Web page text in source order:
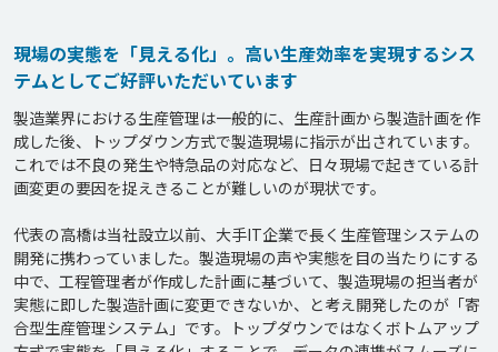
現場の実態を「見える化」。高い生産効率を実現するシス
テムとしてご好評いただいています
製造業界における生産管理は一般的に、生産計画から製造計画を作
成した後、トップダウン方式で製造現場に指示が出されています。
これでは不良の発生や特急品の対応など、日々現場で起きている計
画変更の要因を捉えきることが難しいのが現状です。
代表の高橋は当社設立以前、大手IT企業で長く生産管理システムの
開発に携わっていました。製造現場の声や実態を目の当たりにする
中で、工程管理者が作成した計画に基づいて、製造現場の担当者が
実態に即した製造計画に変更できないか、と考え開発したのが「寄
合型生産管理システム」です。トップダウンではなくボトムアップ